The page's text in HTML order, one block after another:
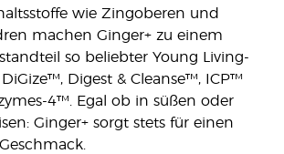
wie Zingoberen und
machen Ginger+ zu einem
so beliebter Young Living-
Digest & Cleanse™, ICP™
4™. Egal ob in süßen oder
Ginger+ sorgt stets für einen